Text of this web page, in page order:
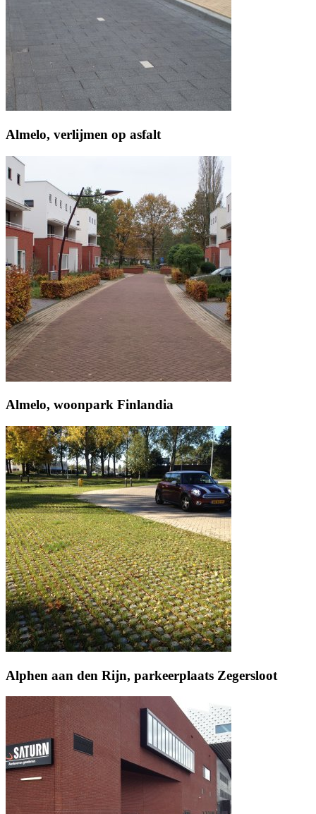
Almelo, verlijmen op asfalt
Almelo, woonpark Finlandia
Alphen aan den Rijn, parkeerplaats Zegersloot